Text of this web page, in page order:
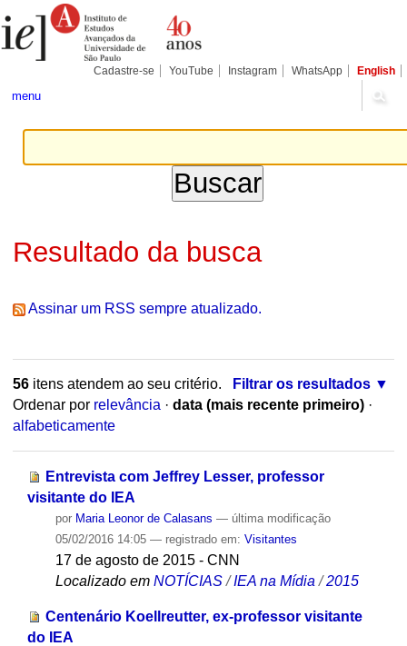
para
conteúdo.
Pessoais
Cadastre-se YouTube Instagram WhatsApp English
menu
Resultado da busca
Assinar um RSS sempre atualizado.
56itens atendem ao seu critério.
Filtrar os resultados
Ordenar por relevância · data (mais recente primeiro) ·
alfabeticamente
Entrevista com Jeffrey Lesser, professor
visitante do IEA
por Maria Leonor de Calasans — última modificação
05/02/2016 14:05 — registrado em: Visitantes
17 de agosto de 2015 - CNN
Localizado em NOTÍCIAS /IEA na Mídia /2015
Centenário Koellreutter, ex-professor visitante
do IEA